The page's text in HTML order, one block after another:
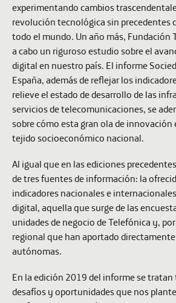
experimentando cambios
revolución tecnológica sin precedentes
todo el mundo. Un año más, Fundación
a cabo un riguroso estudio sobre el
digital en nuestro país. El informe
España, además de reflejar los
relieve el estado de desarrollo de las
servicios de telecomunicaciones, se
sobre cómo esta gran ola de innovación
tejido socioeconómico nacional.
Al igual que en las ediciones
de tres fuentes de información: la
indicadores nacionales e
digital, aquella que surge de las
unidades de negocio de Telefónica y,
regional que han aportado
autónomas.
En la edición 2019 del informe se
desafíos y oportunidades que nos